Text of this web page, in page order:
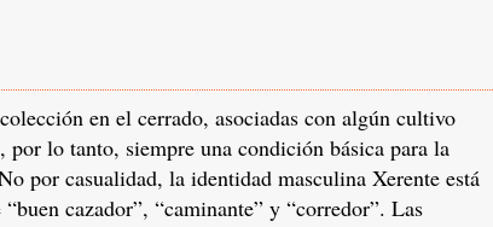
en el cerrado, asociadas con algún cultivo
lo tanto, siempre una condición básica para la
por casualidad, la identidad masculina Xerente está
cazador”, “caminante” y “corredor”. Las